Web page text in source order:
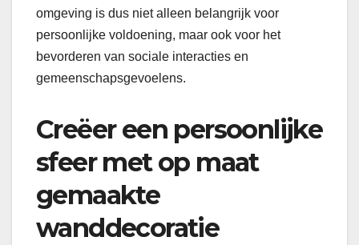
omgeving is dus niet alleen belangrijk voor
persoonlijke voldoening, maar ook voor het
bevorderen van sociale interacties en
gemeenschapsgevoelens.
Creëer een persoonlijke
sfeer met op maat
gemaakte
wanddecoratie